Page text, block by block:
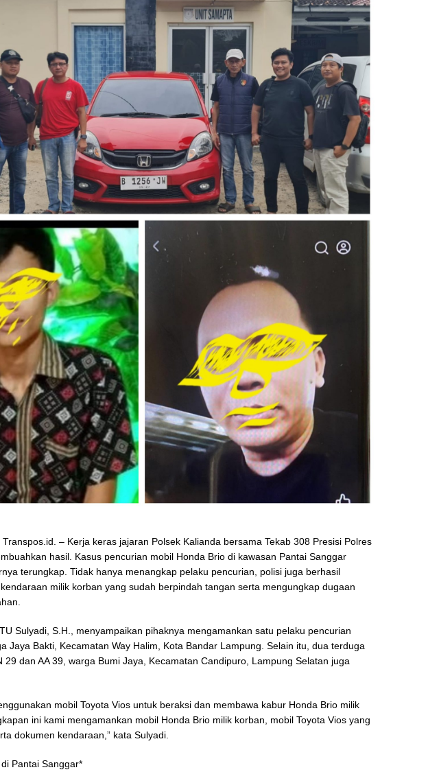
Transpos.id. – Kerja keras jajaran Polsek Kalianda bersama Tekab 308 Presisi Polres
hasil. Kasus pencurian mobil Honda Brio di kawasan Pantai Sanggar
terungkap. Tidak hanya menangkap pelaku pencurian, polisi juga berhasil
milik korban yang sudah berpindah tangan serta mengungkap dugaan
Sulyadi, S.H., menyampaikan pihaknya mengamankan satu pelaku pencurian
Jaya Bakti, Kecamatan Way Halim, Kota Bandar Lampung. Selain itu, dua terduga
29 dan AA 39, warga Bumi Jaya, Kecamatan Candipuro, Lampung Selatan juga
mobil Toyota Vios untuk beraksi dan membawa kabur Honda Brio milik
ini kami mengamankan mobil Honda Brio milik korban, mobil Toyota Vios yang
dokumen kendaraan,” kata Sulyadi.
Pantai Sanggar*